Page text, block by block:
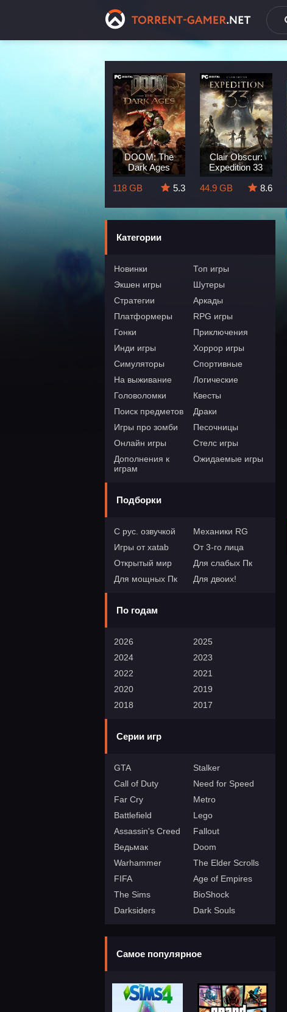
DOOM: The
Dark Ages
118 GB
5.3
Clair Obscur:
Expedition 33
44.9 GB
8.6
Категории
Новинки
Топ игры
Экшен игры
Шутеры
Стратегии
Аркады
Платформеры
RPG игры
Гонки
Приключения
Инди игры
Хоррор игры
Симуляторы
Спортивные
На выживание
Логические
Головоломки
Квесты
Поиск предметов
Драки
Игры про зомби
Песочницы
Онлайн игры
Стелс игры
Дополнения к
играм
Ожидаемые игры
Подборки
С рус. озвучкой
Механики RG
Игры от xatab
От 3-го лица
Открытый мир
Для слабых Пк
Для мощных Пк
Для двоих!
По годам
2026
2025
2024
2023
2022
2021
2020
2019
2018
2017
Серии игр
GTA
Stalker
Call of Duty
Need for Speed
Far Cry
Metro
Battlefield
Lego
Assassin's Creed
Fallout
Ведьмак
Doom
Warhammer
The Elder Scrolls
FIFA
Age of Empires
The Sims
BioShock
Darksiders
Dark Souls
Самое популярное